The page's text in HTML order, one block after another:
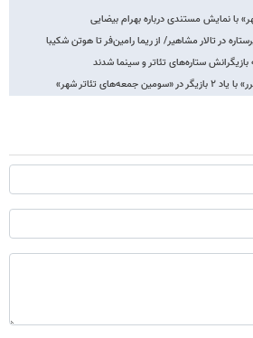
با نمایش مستندی درباره بهرام بیضایی
در تالار مشاهیر/ از ریما رامین‌فر تا هوتن شکیبا
بازیگرانش ستاره‌های تئاتر و سینما شدند
تئاتر شهر»